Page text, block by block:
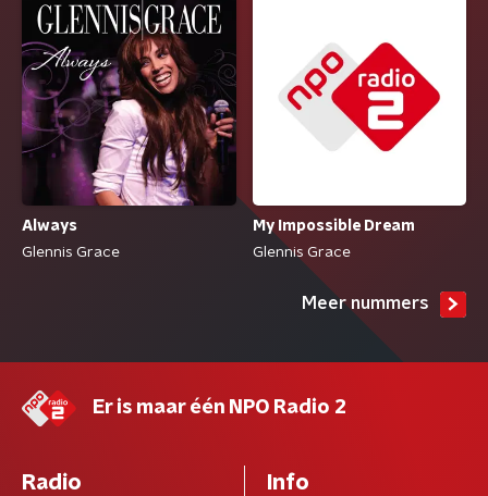
Always
Glennis Grace
My Impossible Dream
Glennis Grace
Meer nummers
Er is maar één NPO Radio 2
Radio Info